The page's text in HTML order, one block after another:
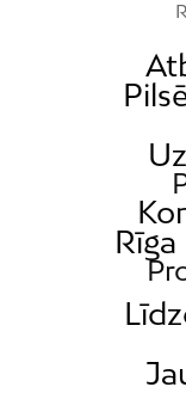
Rīga